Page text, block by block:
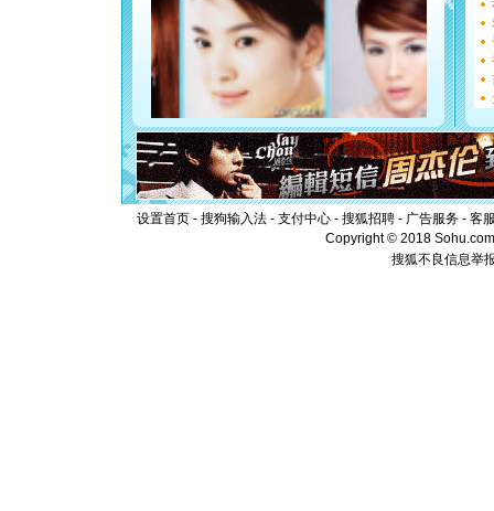
都要快乐
[圣诞节]
如意,快
[元旦]
看
断电。
你是我
[元旦]如
起；二是
离。水晶
[元旦]当
泣，这痛
卖了。水
[春节] 风
颜！冬去
设置首页 - 搜狗输入法 - 支付中心 - 搜狐招聘 - 广告服务 - 客
Copyright © 2018
搜狐不良信息举